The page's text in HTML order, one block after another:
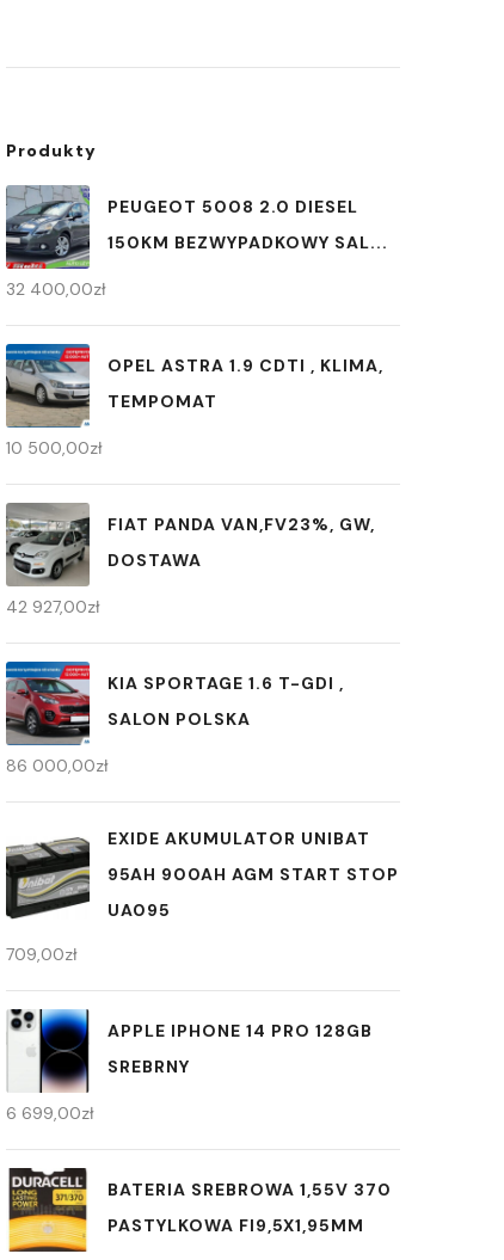
Produkty
PEUGEOT 5008 2.0 DIESEL
150KM BEZWYPADKOWY SAL...
32 400,00zł
OPEL ASTRA 1.9 CDTI , KLIMA,
TEMPOMAT
10 500,00zł
FIAT PANDA VAN,FV23%, GW,
DOSTAWA
42 927,00zł
KIA SPORTAGE 1.6 T-GDI ,
SALON POLSKA
86 000,00zł
EXIDE AKUMULATOR UNIBAT
95AH 900AH AGM START STOP
UA095
709,00zł
APPLE IPHONE 14 PRO 128GB
SREBRNY
6 699,00zł
BATERIA SREBROWA 1,55V 370
PASTYLKOWA FI9,5X1,95MM